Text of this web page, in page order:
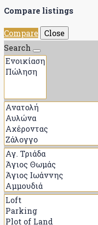
Compare listings
Compare
Close
Search